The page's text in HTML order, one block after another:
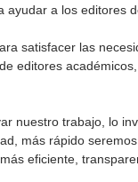
ayudar a los editores
satisfacer las
editores
nuestro trabajo, lo
más rápido
eficiente,